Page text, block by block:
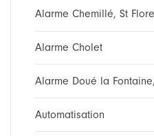
Alarme Chemillé, St
Alarme Cholet
Alarme Doué la
Automatisation